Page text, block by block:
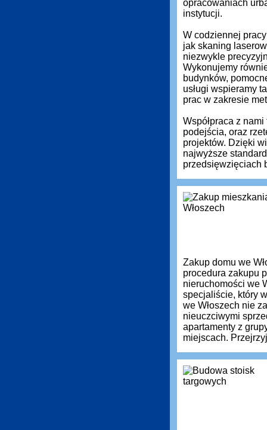
opracowaniach
instytucji.
W codziennej
jak skaning
niezwykle
Wykonujemy
budynków,
usługi wspieramy
prac w zakresie
Współpraca z
podejścia, oraz
projektów. Dzięki
najwyższe
przedsięwzięciach
Zakup domu we
procedura zakupu
nieruchomości we
specjaliście, który
we Włoszech nie
nieuczciwymi
apartamenty z
miejscach.